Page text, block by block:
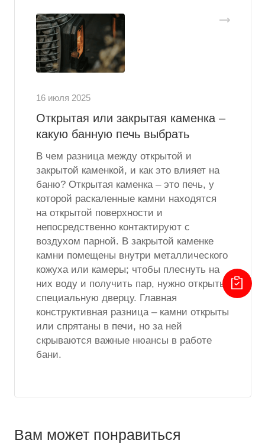
16 июля 2025
Открытая или закрытая каменка –
какую банную печь выбрать
В чем разница между открытой и
закрытой каменкой, и как это влияет на
баню? Открытая каменка – это печь, у
которой раскаленные камни находятся
на открытой поверхности и
непосредственно контактируют с
воздухом парной. В закрытой каменке
камни помещены внутри металлического
кожуха или камеры; чтобы плеснуть на
них воду и получить пар, нужно открыть
специальную дверцу. Главная
конструктивная разница – камни открыты
или спрятаны в печи, но за ней
скрываются важные нюансы в работе
бани.
Вам может понравиться